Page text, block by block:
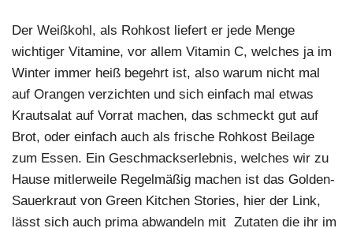
Der Weißkohl, als Rohkost liefert er jede Menge
wichtiger Vitamine, vor allem Vitamin C, welches ja im
Winter immer heiß begehrt ist, also warum nicht mal
auf Orangen verzichten und sich einfach mal etwas
Krautsalat auf Vorrat machen, das schmeckt gut auf
Brot, oder einfach auch als frische Rohkost Beilage
zum Essen. Ein Geschmackserlebnis, welches wir zu
Hause mitlerweile Regelmäßig machen ist das Golden-
Sauerkraut von Green Kitchen Stories, hier der Link,
lässt sich auch prima abwandeln mit Zutaten die ihr im